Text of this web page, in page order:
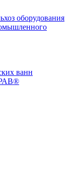
оборудования
ванн